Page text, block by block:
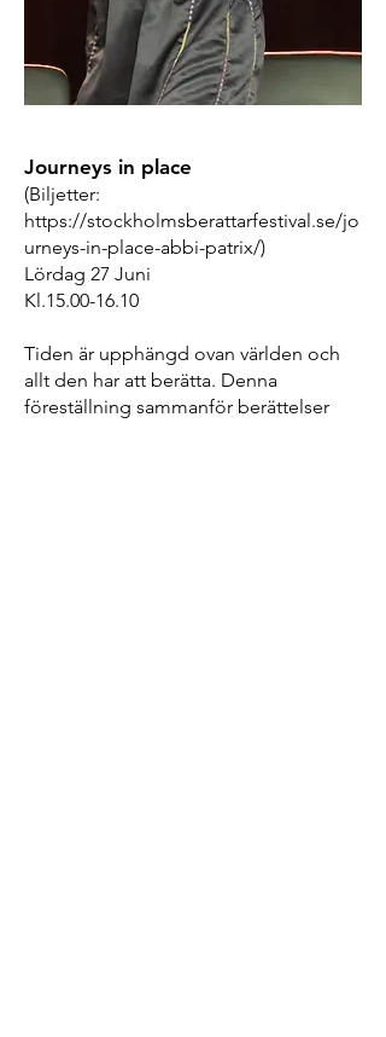
Journeys in place
(Biljetter:
https://stockholmsberattarfestival.se/jo
urneys-in-place-abbi-patrix/)
Lördag 27 Juni
Kl.15.00-16.10
Tiden är upphängd ovan världen och
allt den har att berätta. Denna
föreställning sammanför berättelser